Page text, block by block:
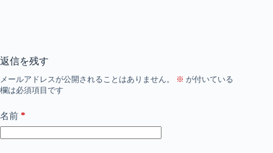
返信を残す
メールアドレスが公開されることはありません。 ※ が付いている
欄は必須項目です
名前 *